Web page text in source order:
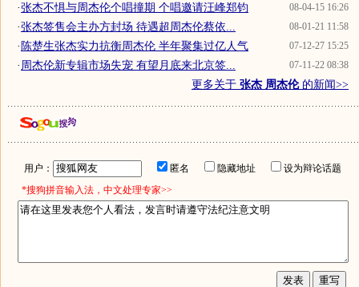
08-04-15 16:26
·张杰不惧与周杰伦个唱撞期 个唱邀请汪峰郑钧
08-01-21 11:58
·张杰签售会主办方封场 待遇超周杰伦蔡依...
07-12-27 15:25
· 陈楚生张杰实力抗衡周杰伦 半年聚集过亿人气
07-11-22 08:38
· 周杰伦新专辑市场失宠 有望月底来北京签...
更多关于 张杰 周杰伦的新闻>>
用户： 匿名 隐藏地址
设为辩论话题
*搜狗拼音输入法，中文处理专家>>